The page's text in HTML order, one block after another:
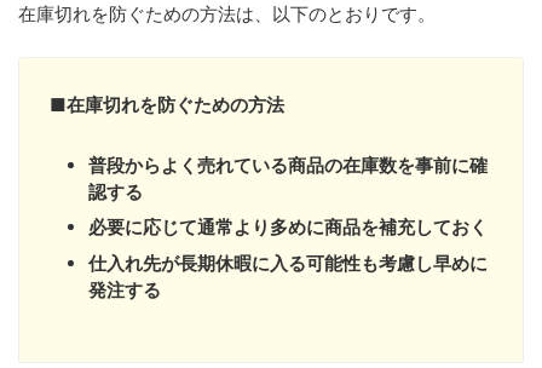
在庫切れを防ぐための方法は、以下のとおりです。
■在庫切れを防ぐための方法
普段からよく売れている商品の在庫数を事前に確
認する
必要に応じて通常より多めに商品を補充しておく
仕入れ先が長期休暇に入る可能性も考慮し早めに
発注する